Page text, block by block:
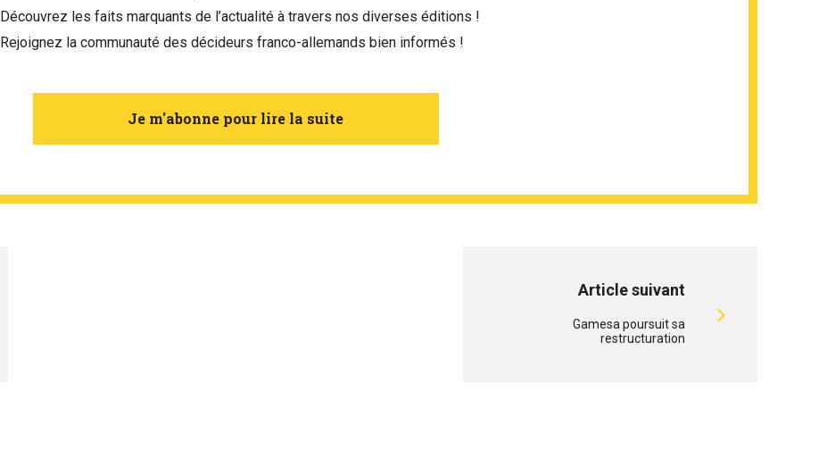
Découvrez les faits marquants de l’actualité à travers nos diverses éditions !
Rejoignez la communauté des décideurs franco-allemands bien informés !
Je m'abonne pour lire la suite
Article suivant
Gamesa poursuit sa
restructuration